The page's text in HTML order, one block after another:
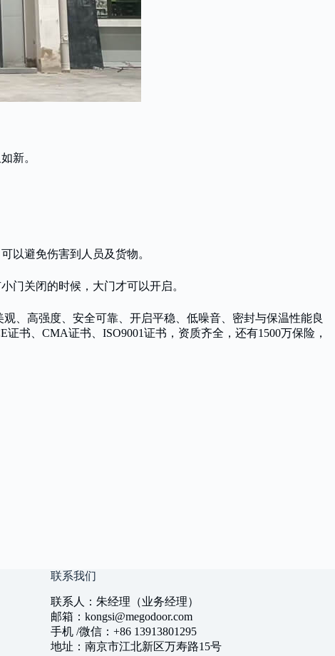
新。
以避免伤害到人员及货物。
门关闭的时候，大门才可以开启。
、高强度、安全可靠、开启平稳、低噪音、密封与保温性能良
书、CMA证书、ISO9001证书，资质齐全，还有1500万保险，
联系我们
联系人：朱经理（业务经理）
邮箱：kongsi@megodoor.com
手机 /微信：+86 13913801295
地址：南京市江北新区万寿路15号